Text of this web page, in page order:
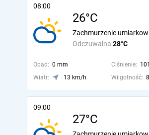
08:00
26°C
Odczuwalna 28°C
Zachmurzenie
Opad: 0 mm Ciśnienie:
Wiatr:
13 km/h Wilgotność:
09:00
27°C